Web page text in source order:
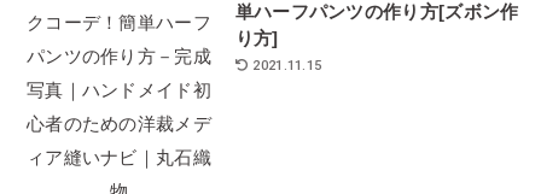
単ハーフパンツの作り方[ズボン作
り方]
2021.11.15